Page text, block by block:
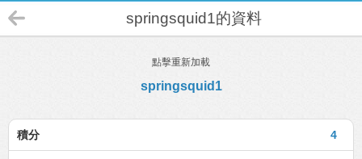
springsquid1的資料
點擊重新加載
springsquid1
4
積分